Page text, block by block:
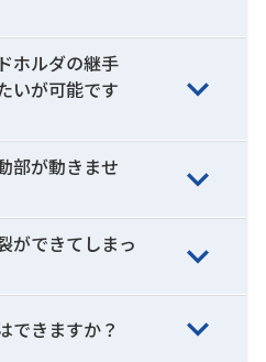
ホルダの継手
いが可能です
部が動きませ
ができてしまっ
できますか？